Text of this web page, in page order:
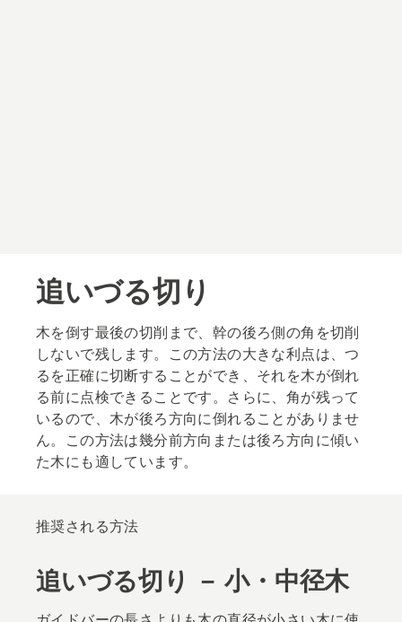
追いづる切り
木を倒す最後の切削まで、幹の後ろ側の角を切削
しないで残します。この方法の大きな利点は、つ
るを正確に切断することができ、それを木が倒れ
る前に点検できることです。さらに、角が残って
いるので、木が後ろ方向に倒れることがありませ
ん。この方法は幾分前方向または後ろ方向に傾い
た木にも適しています。
推奨される方法
追いづる切り － 小・中径木